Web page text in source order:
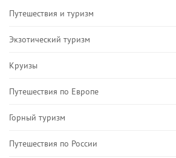
Путешествия и туризм
Экзотический туризм
Круизы
Путешествия по Европе
Горный туризм
Путешествия по России